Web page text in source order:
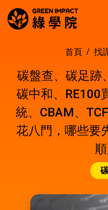
首頁 找
碳盤查、碳足跡
碳中和、RE100
統、CBAM、
花八門，哪些要